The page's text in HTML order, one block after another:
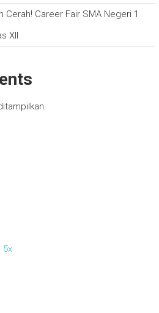
Cerah! Career Fair SMA Negeri 1
XII
5x